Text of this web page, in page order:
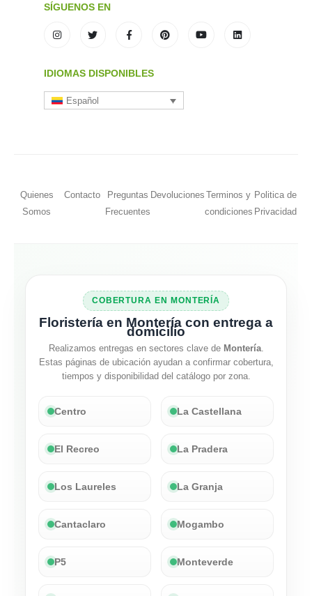
SÍGUENOS EN
IDIOMAS DISPONIBLES
Español
Quienes
Somos
Contacto
Preguntas
Frecuentes
Devoluciones Terminos y
condiciones
Politica de
Privacidad
COBERTURA EN MONTERÍA
Floristería en Montería con entrega a
domicilio
Realizamos entregas en sectores clave de Montería.
Estas páginas de ubicación ayudan a confirmar cobertura,
tiempos y disponibilidad del catálogo por zona.
Centro La Castellana
El Recreo La Pradera
Los Laureles La Granja
Cantaclaro Mogambo
P5 Monteverde